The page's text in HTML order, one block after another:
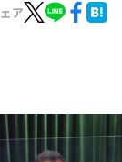
ア